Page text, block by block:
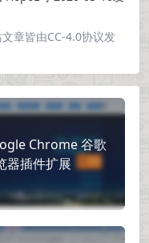
章皆由CC-4.0协议发
Chrome 谷歌
器插件扩展